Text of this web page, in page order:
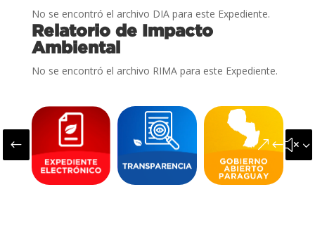
No se encontró el archivo DIA para este Expediente.
Relatorio de Impacto
Ambiental
No se encontró el archivo RIMA para este Expediente.
#